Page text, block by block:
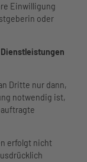
Einwilligung
oder
Dritte nur dann,
notwendig ist,
erfolgt nicht